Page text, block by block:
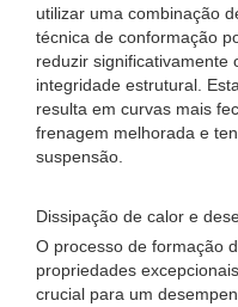
utilizar uma combinação
técnica de conformação
reduzir significativamente
integridade estrutural.
resulta em curvas mais
frenagem melhorada e
suspensão.
Dissipação de calor e
O processo de formação
propriedades
crucial para um